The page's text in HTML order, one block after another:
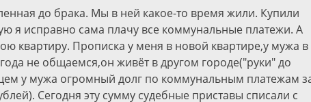
до брака. Мы в ней какое-то время жили. Купили
я исправно сама плачу все коммунальные платежи. А
квартиру. Прописка у меня в новой квартире,у мужа в
не общаемся,он живёт в другом городе("руки" до
у мужа огромный долг по коммунальным платежам
Сегодня эту сумму судебные приставы списали с